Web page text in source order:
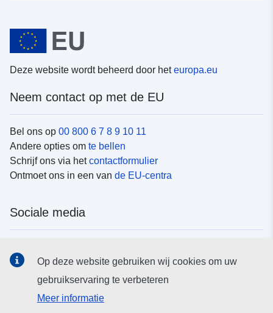
Deze website wordt beheerd door heteuropa.eu
Neem contact op met de EU
Bel ons op 00 800 6 7 8 9 10 11
Andere opties om te bellen
Schrijf ons via hetcontactformulier
Ontmoet ons in een van de EU-centra
Sociale media
EU-instellingen en -organen
Op deze website gebruiken wij cookies om uw
gebruikservaring te verbeteren
Meer informatie